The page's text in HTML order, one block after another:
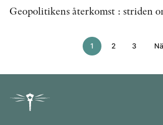
Geopolitikens återkomst : striden
1 2 3